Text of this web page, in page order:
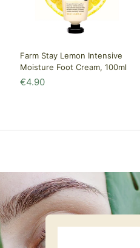
Farm Stay Lemon Intensive
Moisture Foot Cream, 100ml
€4.90